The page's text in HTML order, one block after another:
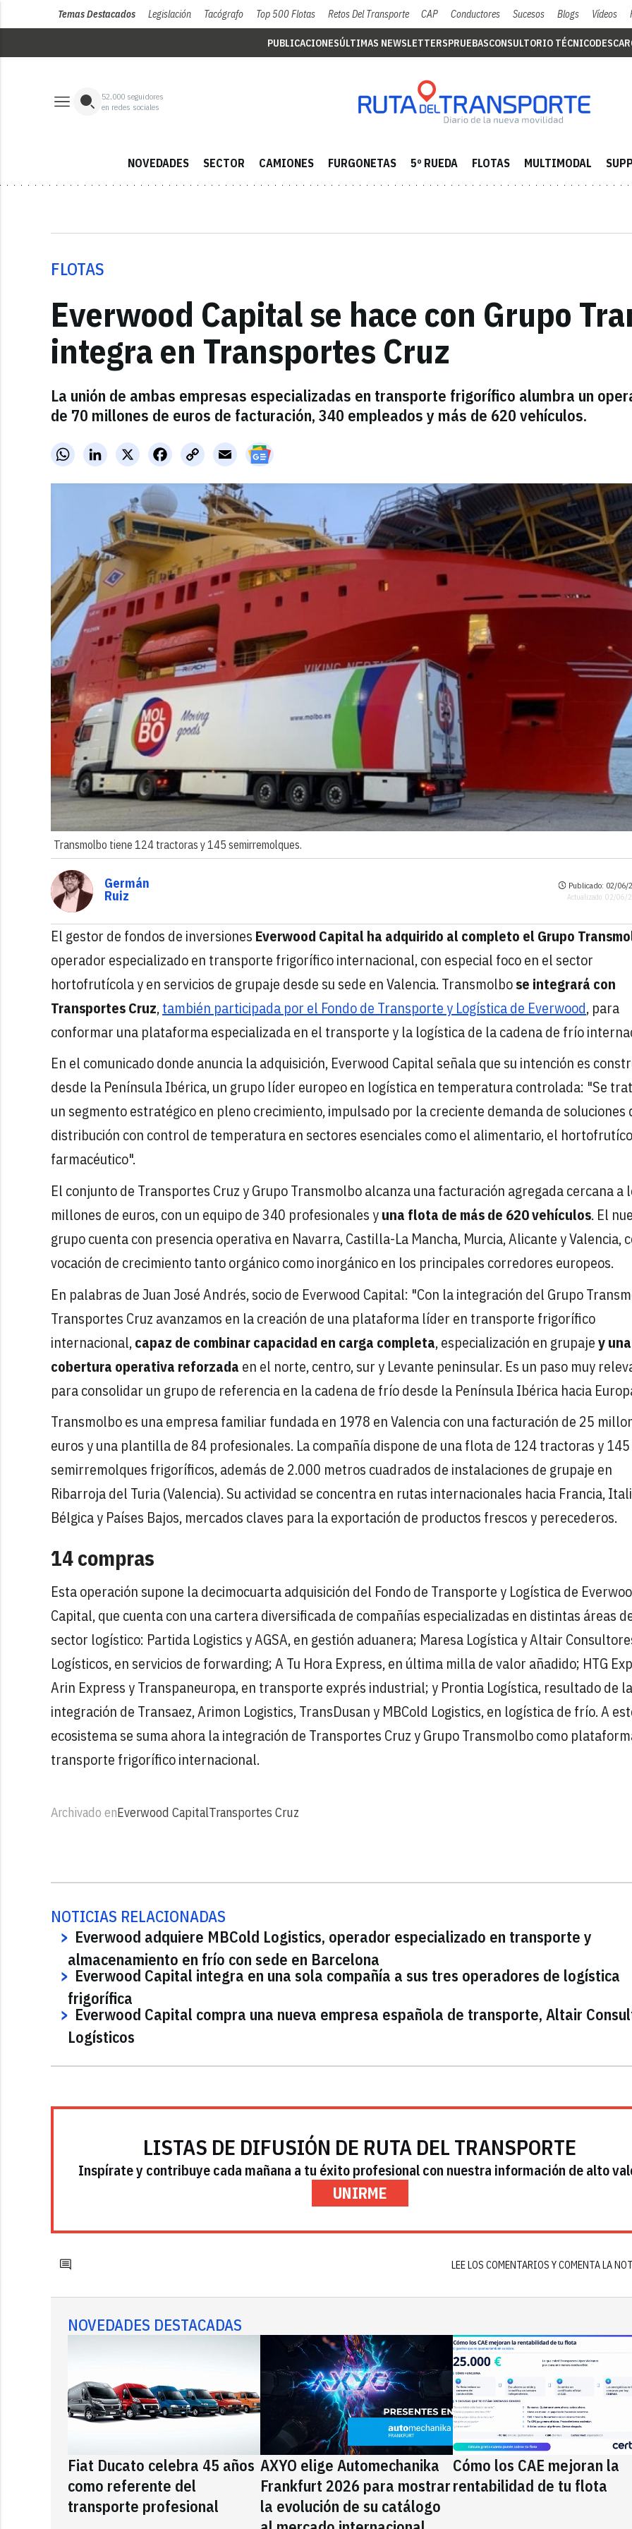
Temas Destacados Legislación Tacógrafo Top 500 Flotas Retos Del Transporte CAP Conductores Sucesos Blogs Vídeos
PUBLICACIONESÚLTIMAS NEWSLETTERSPRUEBASCONSULTORIO TÉCNICO
52,000 seguidores
en redes sociales
NOVEDADES SECTOR CAMIONES FURGONETAS 5º RUEDA FLOTAS MULTIMODAL
FLOTAS
Everwood Capital se hace con Grupo
integra en Transportes Cruz
La unión de ambas empresas especializadas en transporte frigorífico alumbra un
de 70 millones de euros de facturación, 340 empleados y más de 620 vehículos.
WhatsAppLinkedInX FacebookCopy
Link
Email
Transmolbo tiene 124 tractoras y 145 semirremolques.
Germán
Ruiz
Publicado: 02/06/
Actualizado: 02/06/
El gestor de fondos de inversiones Everwood Capital ha adquirido al completo el Grupo
operador especializado en transporte frigorífico internacional, con especial foco en el sector
hortofrutícola y en servicios de grupaje desde su sede en Valencia. Transmolbose integrará con
Transportes Cruz,también participada por el Fondo de Transporte y Logística de Everwood, para
conformar una plataforma especializada en el transporte y la logística de la cadena de frío
En el comunicado donde anuncia la adquisición, Everwood Capital señala que su intención es
desde la Península Ibérica, un grupo líder europeo en logística en temperatura controlada: "Se
un segmento estratégico en pleno crecimiento, impulsado por la creciente demanda de soluciones
distribución con control de temperatura en sectores esenciales como el alimentario, el
farmacéutico".
El conjunto de Transportes Cruz y Grupo Transmolbo alcanza una facturación agregada cercana a
millones de euros, con un equipo de 340 profesionales yuna flota de más de 620 vehículos. El
grupo cuenta con presencia operativa en Navarra, Castilla-La Mancha, Murcia, Alicante y Valencia,
vocación de crecimiento tanto orgánico como inorgánico en los principales corredores europeos.
En palabras de Juan José Andrés, socio de Everwood Capital: "Con la integración del Grupo
Transportes Cruz avanzamos en la creación de una plataforma líder en transporte frigorífico
internacional,capaz de combinar capacidad en carga completa, especialización en grupajey una
cobertura operativa reforzada en el norte, centro, sur y Levante peninsular. Es un paso muy
para consolidar un grupo de referencia en la cadena de frío desde la Península Ibérica hacia
Transmolbo es una empresa familiar fundada en 1978 en Valencia con una facturación de 25
euros y una plantilla de 84 profesionales. La compañía dispone de una flota de 124 tractoras y 145
semirremolques frigoríficos, además de 2.000 metros cuadrados de instalaciones de grupaje en
Ribarroja del Turia (Valencia). Su actividad se concentra en rutas internacionales hacia Francia,
Bélgica y Países Bajos, mercados claves para la exportación de productos frescos y perecederos.
14 compras
Esta operación supone la decimocuarta adquisición del Fondo de Transporte y Logística de
Capital, que cuenta con una cartera diversificada de compañías especializadas en distintas áreas
sector logístico: Partida Logistics y AGSA, en gestión aduanera; Maresa Logística y Altair
Logísticos, en servicios de forwarding; A Tu Hora Express, en última milla de valor añadido; HTG
Arin Express y Transpaneuropa, en transporte exprés industrial; y Prontia Logística, resultado de la
integración de Transaez, Arimon Logistics, TransDusan y MBCold Logistics, en logística de frío. A
ecosistema se suma ahora la integración de Transportes Cruz y Grupo Transmolbo como
transporte frigorífico internacional.
Archivado enEverwood CapitalTransportes Cruz
NOTICIAS RELACIONADAS
Everwood adquiere MBCold Logistics, operador especializado en transporte y
almacenamiento en frío con sede en Barcelona
Everwood Capital integra en una sola compañía a sus tres operadores de logística
frigorífica
Everwood Capital compra una nueva empresa española de transporte, Altair
Logísticos
LISTAS DE DIFUSIÓN DE RUTA DEL TRANSPORTE
Inspírate y contribuye cada mañana a tu éxito profesional con nuestra información de alto
UNIRME
LEE LOS COMENTARIOS Y COMENTA LA
NOVEDADES DESTACADAS
Fiat Ducato celebra 45 años
como referente del
transporte profesional
AXYO elige Automechanika
Frankfurt 2026 para mostrar
la evolución de su catálogo
Cómo los CAE mejoran la
rentabilidad de tu flota